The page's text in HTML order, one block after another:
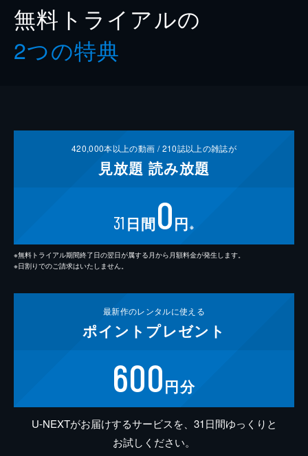
無料トライアルの
2つの特典
420,000本以上の動画 /210誌以上の雑誌が
見放題 読み放題
31 日間0円 ※
※無料トライアル期間終了日の翌日が属する月から月額料金が発生します。
※日割りでのご請求はいたしません。
最新作のレンタルに使える
ポイント プレゼント
600円分
U-NEXTがお届けするサービスを、31日間ゆっくりと
お試しください。